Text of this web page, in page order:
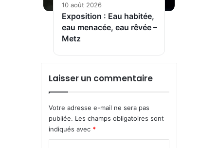
10 août 2026
Exposition : Eau habitée,
eau menacée, eau rêvée –
Metz
Laisser un commentaire
Votre adresse e-mail ne sera pas
publiée. Les champs obligatoires sont
indiqués avec *